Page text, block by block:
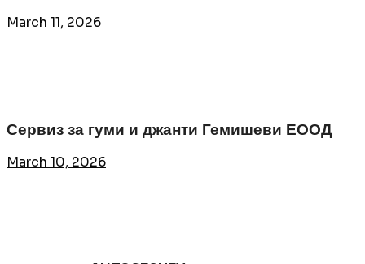
March 11, 2026
Сервиз за гуми и джанти Гемишеви ЕООД
March 10, 2026